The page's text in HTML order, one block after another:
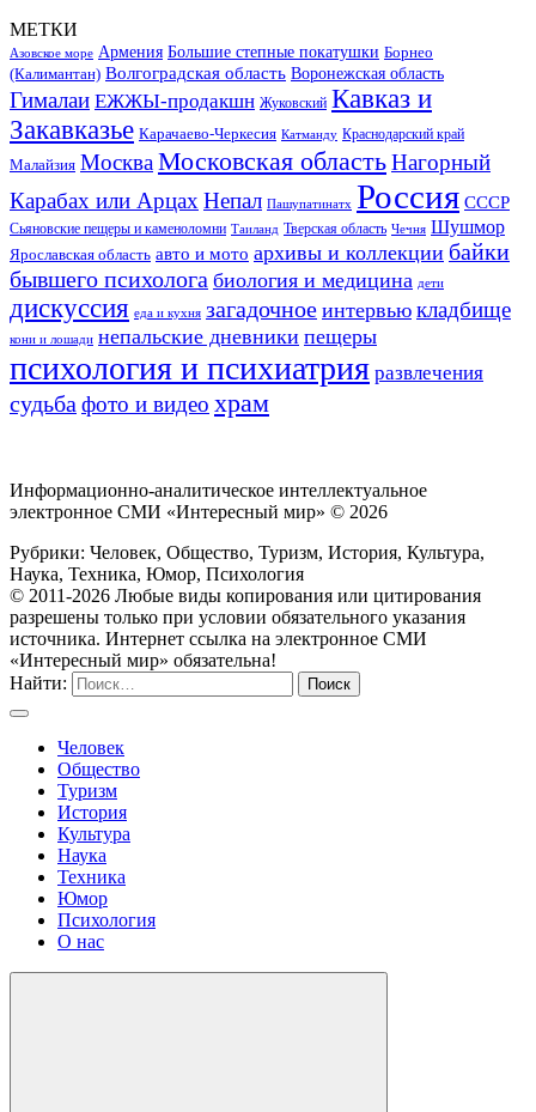
МЕТКИ
Азовское море Армения Большие степные покатушки Борнео
(Калимантан) Волгоградская область Воронежская область
Гималаи ЕЖЖЫ-продакшн Жуковский Кавказ и
Закавказье Карачаево-Черкесия Катманду Краснодарский край
Малайзия МоскваМосковская областьНагорный
Карабах или Арцах Непал Пашупатинатх Россия СССР
Сьяновские пещеры и каменоломни Таиланд Тверская область Чечня Шушмор
Ярославская область авто и мото архивы и коллекции байки
бывшего психолога биология и медицина дети
дискуссия еда и кухня загадочное интервью кладбище
кони и лошади непальские дневники пещеры
психология и психиатрия развлечения
судьба фото и видео храм
Информационно-аналитическое интеллектуальное
электронное СМИ «Интересный мир» © 2026
Рубрики: Человек, Общество, Туризм, История, Культура,
Наука, Техника, Юмор, Психология
© 2011-2026 Любые виды копирования или цитирования
разрешены только при условии обязательного указания
источника. Интернет ссылка на электронное СМИ
«Интересный мир» обязательна!
Найти:
Человек
Общество
Туризм
История
Культура
Наука
Техника
Юмор
Психология
О нас